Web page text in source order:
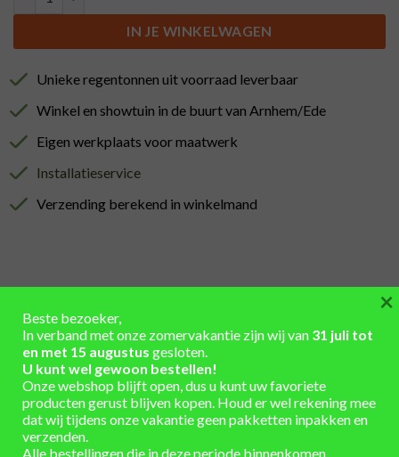
IN JE WINKELWAGEN
Unieke regentonnen uit voorraad leverbaar
Winkel en showtuin in de buurt van Arnhem/Ede
Eigen werkplaats voor maatwerk
Installatieservice
Verzending berekend in winkelmand
AANVULLENDE INFORMATIE
LEVERTIJD
afhaal: direct leverbaar, verzending: 1-3
werkdagen
Beste bezoeker,
In verband met onze zomervakantie zijn wij van 31 juli tot
en met 15 augustus gesloten.
U kunt wel gewoon bestellen!
Onze webshop blijft open, dus u kunt uw favoriete
producten gerust blijven kopen. Houd er wel rekening mee
dat wij tijdens onze vakantie geen pakketten inpakken en
verzenden.
Alle bestellingen die in deze periode binnenkomen,
×